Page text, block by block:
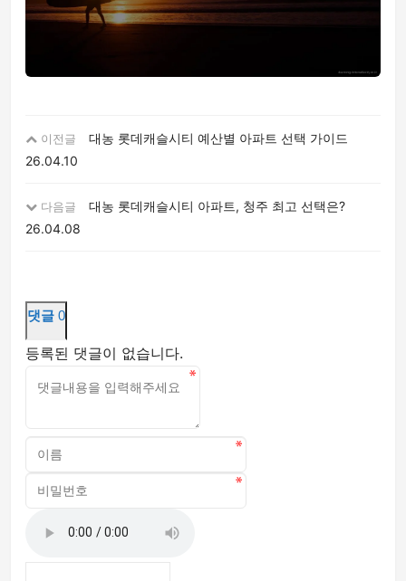
이전글
대농 롯데캐슬시티 예산별 아파트 선택 가이드
26.04.10
다음글
대농 롯데캐슬시티 아파트, 청주 최고 선택은?
26.04.08
댓글 0
등록된 댓글이 없습니다.